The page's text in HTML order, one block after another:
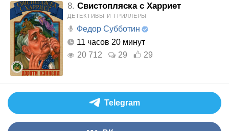
8. Свистопляска с Харриет
ДЕТЕКТИВЫ И ТРИЛЛЕРЫ
Федор Субботин
11 часов 20 минут
20 712
29 29
Telegram